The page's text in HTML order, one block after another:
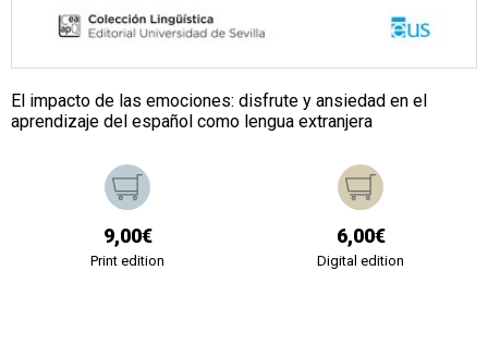
El impacto de las emociones: disfrute y ansiedad en el
aprendizaje del español como lengua extranjera
9,00€
Print edition
6,00€
Digital edition